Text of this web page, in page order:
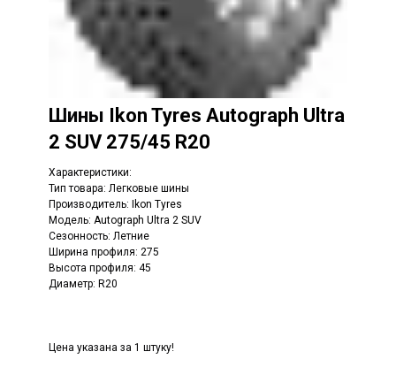
Шины Ikon Tyres Autograph Ultra
2 SUV 275/45 R20
Характеристики:
Тип товара: Легковые шины
Производитель: Ikon Tyres
Модель: Autograph Ultra 2 SUV
Сезонность: Летние
Ширина профиля: 275
Высота профиля: 45
Диаметр: R20
Цена указана за 1 штуку!